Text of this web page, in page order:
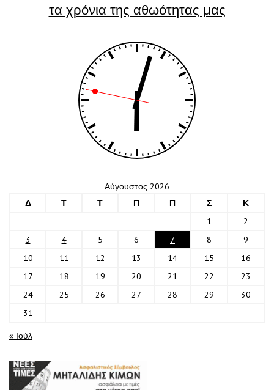
τα χρόνια της αθωότητας μας
Αύγουστος 2026
Δ
Τ Τ Π Π Σ
Κ
1
2
3
4 5 6 7 8
9
10
11 12 13 14 15
16
17
18 19 20 21 22
23
24
25 26 27 28 29
30
31
« Ιούλ